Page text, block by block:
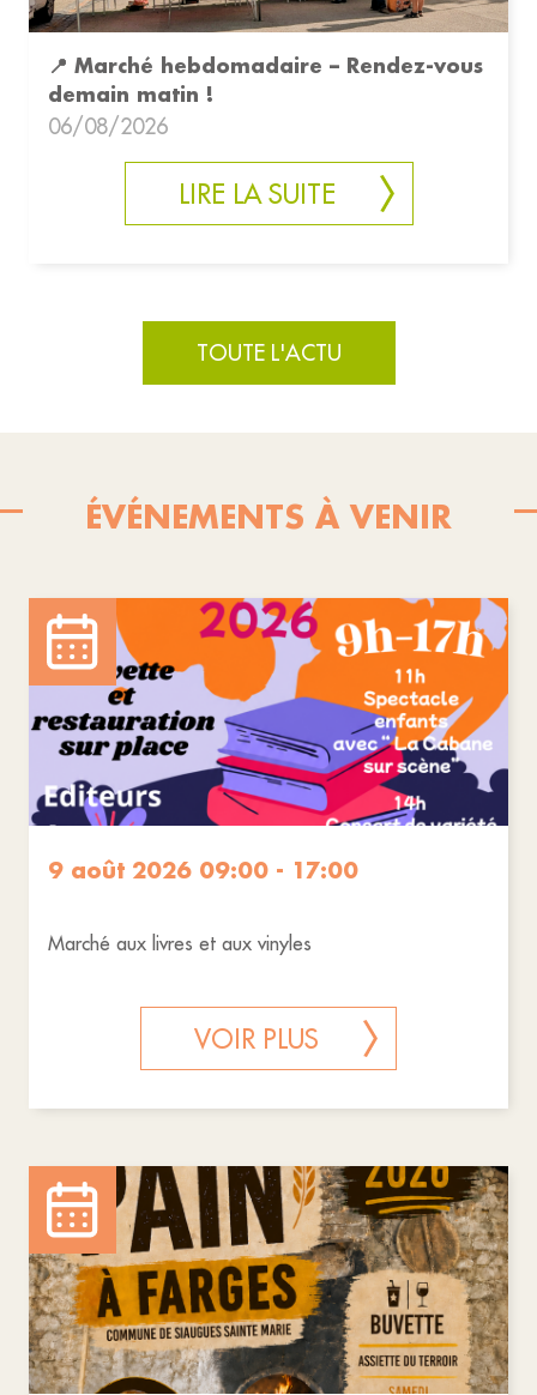
📍 Marché hebdomadaire – Rendez-vous
demain matin !
06/08/2026
LIRE LA SUITE
TOUTE L'ACTU
ÉVÉNEMENTS À VENIR
9 août 2026 09:00 - 17:00
Marché aux livres et aux vinyles
VOIR PLUS